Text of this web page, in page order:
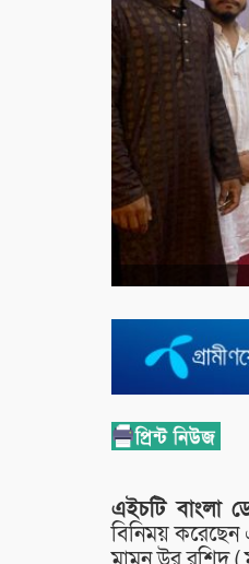
এইচটি বাংলা
বিনিময় করেছেন